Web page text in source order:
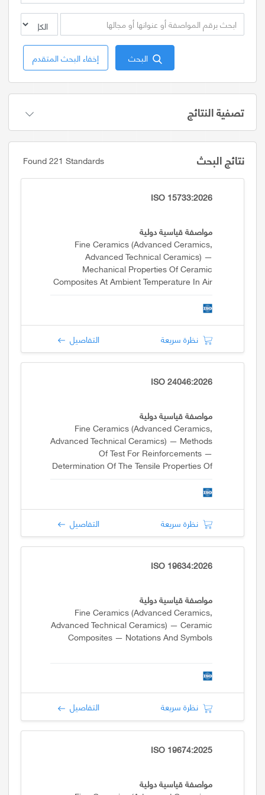
البحث إخفاء البحث المتقدم
تصفية النتائج
نتائج البحث Found 221 Standards
ISO 15733:2026
مواصفة قياسية دولية
Fine Ceramics (advanced Ceramics,
Advanced Technical Ceramics) —
Mechanical Properties Of Ceramic
Composites At Ambient Temperature In Air
Tensile Properties
نظرة سريعة التفاصيل
ISO 24046:2026
مواصفة قياسية دولية
Fine Ceramics (advanced Ceramics,
Advanced Technical Ceramics) — Methods
Of Test For Reinforcements —
Determination Of The Tensile Properties Of
نظرة سريعة التفاصيل
ISO 19634:2026
مواصفة قياسية دولية
Fine Ceramics (advanced Ceramics,
Advanced Technical Ceramics) — Ceramic
Composites — Notations And Symbols
نظرة سريعة التفاصيل
ISO 19674:2025
مواصفة قياسية دولية